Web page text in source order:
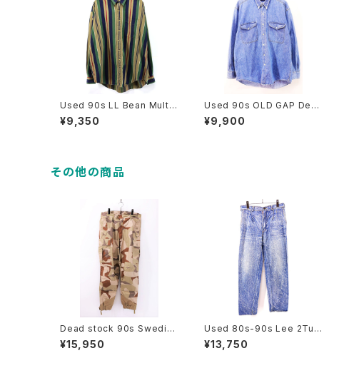
Used 90s LL Bean Multi
Color Stripes Cotton Shir
t Size XL 古着
¥9,350
Used 90s OLD GAP Deni
m BD Shirt Size M 古着
¥9,900
その他の商品
Dead stock 90s Swedish
Military M-90 Splinter Ca
mo Pants W38 L32 古着
¥15,950
Used 80s-90s Lee 2Tuc
k Design Stone Wash De
nim Pants Size W30 L28
¥13,750